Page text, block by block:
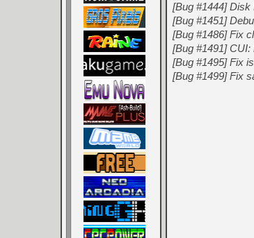
[Bug #1444]
[Bug #1451]
[Bug #1486] Fix
[Bug #1491]
[Bug #1495] Fix
[Bug #1499] Fix